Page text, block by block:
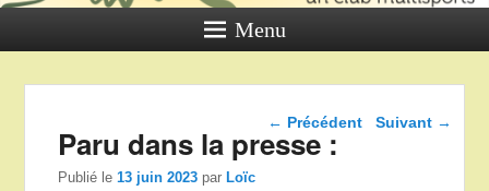
Un club multi sports
Menu
Navigation dans les
← Précédent Suivant →
Paru dans la presse :
Publié le13 juin 2023 parLoïc